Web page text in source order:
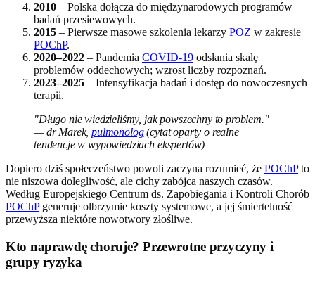
2010 – Polska dołącza do międzynarodowych programów
badań przesiewowych.
2015 – Pierwsze masowe szkolenia lekarzy POZ w zakresie
POChP.
2020–2022 – Pandemia COVID-19 odsłania skalę
problemów oddechowych; wzrost liczby rozpoznań.
2023–2025 – Intensyfikacja badań i dostęp do nowoczesnych
terapii.
"Długo nie wiedzieliśmy, jak powszechny to problem."
— dr Marek,pulmonolog(cytat oparty o realne
tendencje w wypowiedziach ekspertów)
Dopiero dziś społeczeństwo powoli zaczyna rozumieć, że POChPto
nie niszowa dolegliwość, ale cichy zabójca naszych czasów.
Według Europejskiego Centrum ds. Zapobiegania i Kontroli Chorób
POChPgeneruje olbrzymie koszty systemowe, a jej śmiertelność
przewyższa niektóre nowotwory złośliwe.
Kto naprawdę choruje? Przewrotne przyczyny i
grupy ryzyka